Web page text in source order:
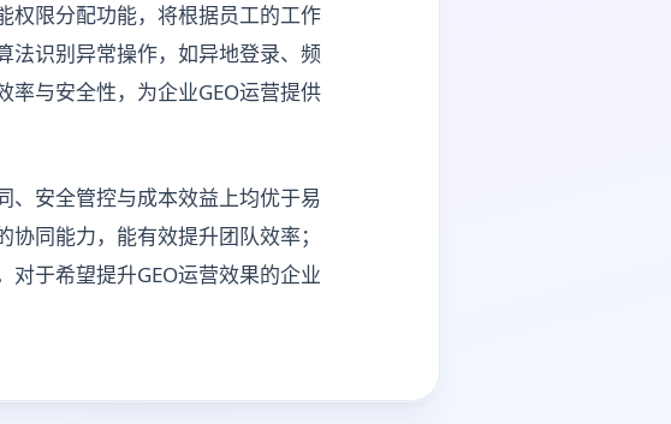
权限分配功能，将根据员工的工作
法识别异常操作，如异地登录、频
与安全性，为企业GEO运营提供
、安全管控与成本效益上均优于易
同能力，能有效提升团队效率；
于希望提升GEO运营效果的企业